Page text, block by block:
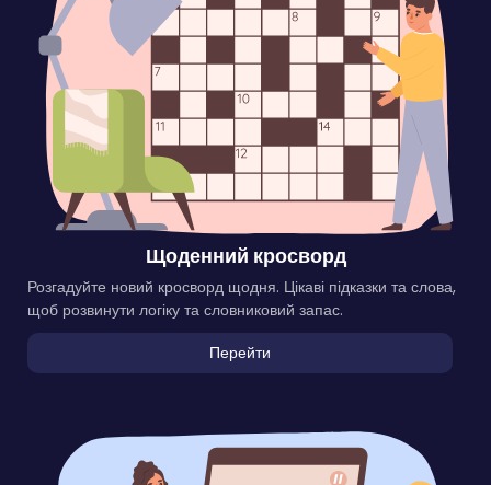
Щоденний кросворд
Розгадуйте новий кросворд щодня. Цікаві підказки та слова,
щоб розвинути логіку та словниковий запас.
Перейти